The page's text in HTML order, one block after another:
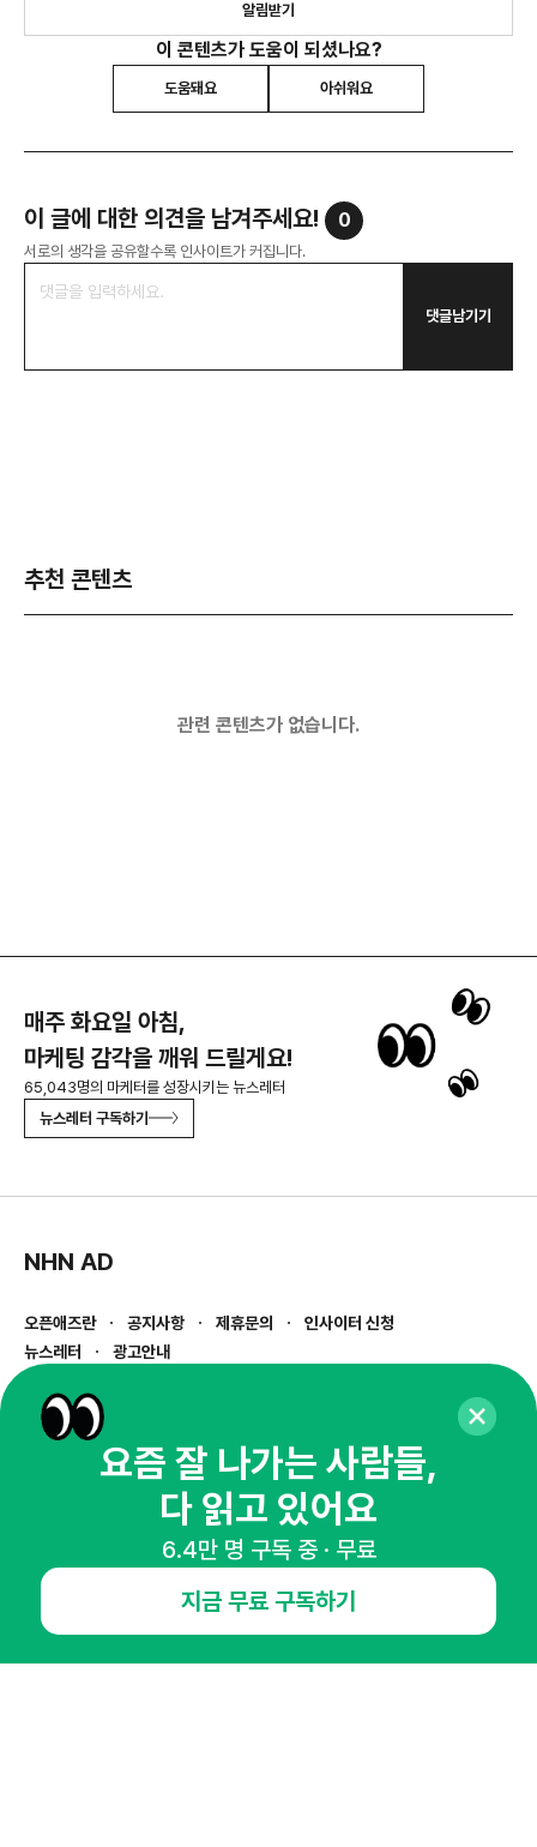
알림받기
이 콘텐츠가 도움이 되셨나요?
도움돼요 아쉬워요
이 글에 대한 의견을 남겨주세요! 0
서로의 생각을 공유할수록 인사이트가 커집니다.
댓글남기기
추천 콘텐츠
관련 콘텐츠가 없습니다.
매주 화요일 아침,
마케팅 감각을 깨워 드릴게요!
65,043명의 마케터를 성장시키는 뉴스레터
뉴스레터 구독하기
NHN AD
오픈애즈란 공지사항 제휴문의
인사이터 신청
뉴스레터
광고안내
경기도 성남시 분당구 대왕판교로645번길 16
사업자등록번호 : 144-81-27690(
통신판매업신고번호 : 2014-경기성남-1023
호스팅서비스사업자 : 오픈애즈
1800-2198
openads@openads.co.kr
이용약관
instagramthreadkakaotalk
요즘 잘 나가는 사람들,
다 읽고 있어요
6.4만 명 구독 중 · 무료
지금 무료 구독하기